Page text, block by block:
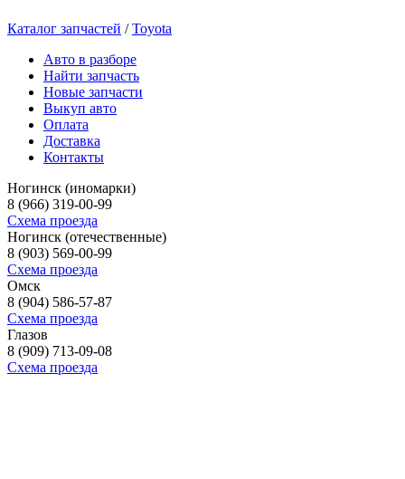
Каталог запчастей /Toyota
Авто в разборе
Найти запчасть
Новые запчасти
Выкуп авто
Оплата
Доставка
Контакты
Ногинск (иномарки)
8 (966) 319-00-99
Схема проезда
Ногинск (отечественные)
8 (903) 569-00-99
Схема проезда
Омск
8 (904) 586-57-87
Схема проезда
Глазов
8 (909) 713-09-08
Схема проезда